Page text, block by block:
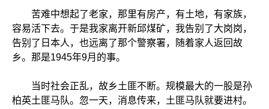
苦难中想起了老家，那里有房产，有土地，有家族，
容易活下去。于是我家离开新邱煤矿，我告别了大岗岗，
告别了日本人，也远离了那个警察署，随着家人返回故
乡。那是1945年9月的事。
当时社会正乱，故乡土匪不断。规模最大的一股是孙
柏英土匪马队。忽一天，消息传来，土匪马队就要进村。